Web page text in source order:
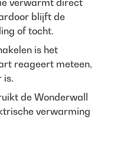
verwarmt direct
blijft de
of tocht.
is het
reageert meteen,
is.
de Wonderwall
verwarming